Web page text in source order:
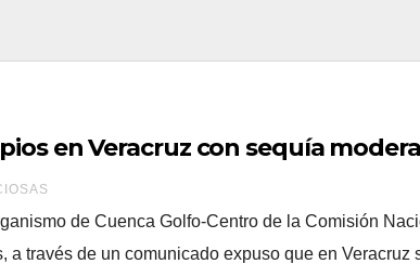
en Veracruz con sequía
de Cuenca Golfo-Centro de la Comisión
a través de un comunicado expuso que en